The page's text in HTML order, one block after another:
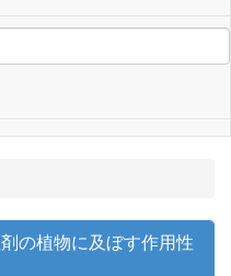
の植物に及ぼす作用性